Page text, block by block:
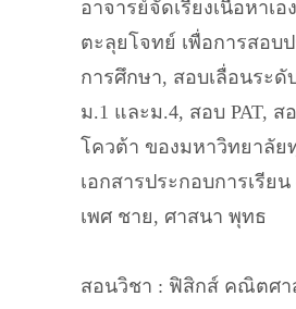
อาจารย์จัดเรียงเนื้อหาเ
ตะลุยโจทย์ เพื่อการสอบ
การศึกษา, สอบเลื่อนระดั
ม.1 และม.4, สอบ PAT, ส
โควต้า ของมหาวิทยาลัย
เอกสารประกอบการเรียน
เพศ ชาย, ศาสนา พุทธ
สอนวิชา : ฟิสิกส์ คณิตศ